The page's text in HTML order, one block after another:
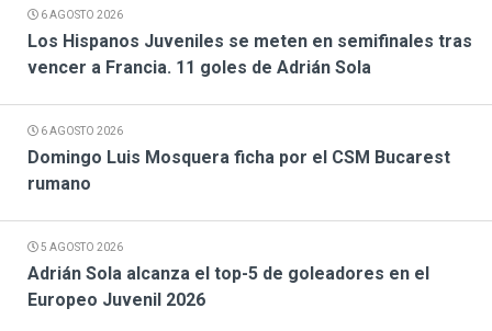
6 AGOSTO 2026
Los Hispanos Juveniles se meten en semifinales tras
vencer a Francia. 11 goles de Adrián Sola
6 AGOSTO 2026
Domingo Luis Mosquera ficha por el CSM Bucarest
rumano
5 AGOSTO 2026
Adrián Sola alcanza el top-5 de goleadores en el
Europeo Juvenil 2026